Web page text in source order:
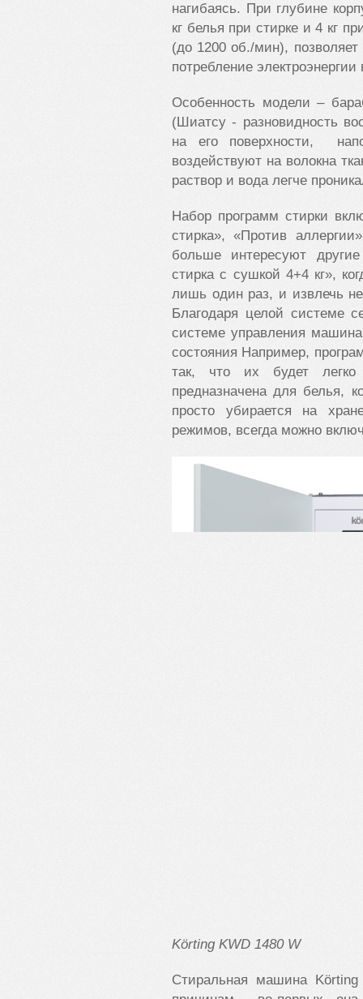
нагибаясь. При глубине
кг белья при стирке и 4 кг
(до 1200 об./мин),
потребление
Особенность модели –
(Шиатсу - разновидность
на его поверхности,
воздействуют на волокна
раствор и вода легче
Набор программ стирки
стирка», «Против
больше интересуют
стирка с сушкой 4+4 кг»,
лишь один раз, и извлечь
Благодаря целой системе
системе управления
состояния Например,
так, что их будет
предназначена для белья,
просто убирается на
режимов, всегда можно
Körting KWD 1480 W
Cтиральная машина